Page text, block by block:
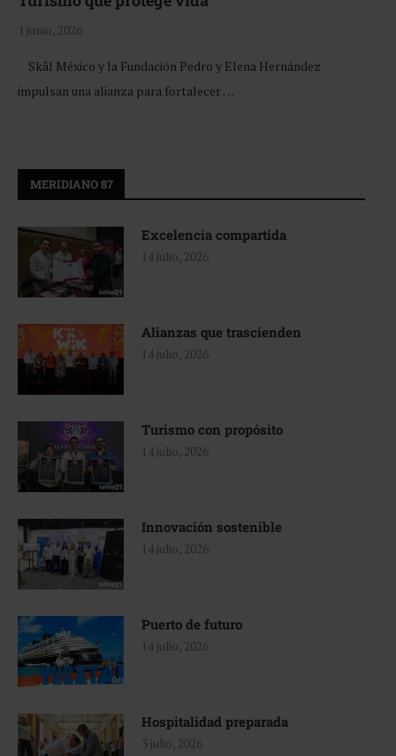
1 junio, 2026
Skål México y la Fundación Pedro y Elena Hernández
impulsan una alianza para fortalecer …
MERIDIANO 87
Excelencia compartida
14 julio, 2026
Alianzas que trascienden
14 julio, 2026
Turismo con propósito
14 julio, 2026
Innovación sostenible
14 julio, 2026
Puerto de futuro
14 julio, 2026
Hospitalidad preparada
3 julio, 2026